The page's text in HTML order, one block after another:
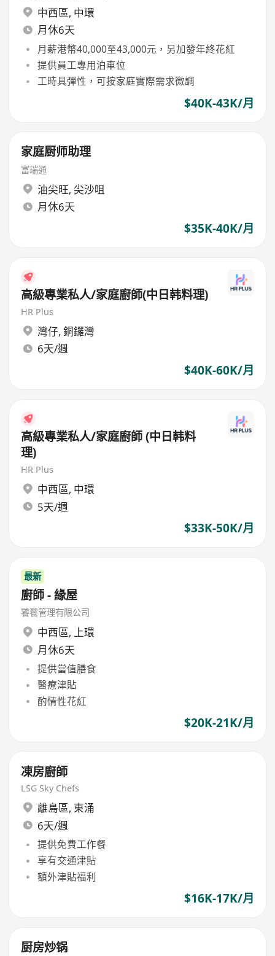
中西區, 中環
月休6天
月薪港幣40,000至43,000元，另加發年終花紅
提供員工專用泊車位
工時具彈性，可按家庭實際需求微調
$40K-43K/月
家庭厨师助理
富瑞通
油尖旺, 尖沙咀
月休6天
$35K-40K/月
高級專業私人/家庭廚師(中日韩料理)
HR Plus
灣仔, 銅鑼灣
6天/週
$40K-60K/月
高級專業私人/家庭廚師 (中日韩料
理)
HR Plus
中西區, 中環
5天/週
$33K-50K/月
最新
廚師 - 緣屋
饕餮管理有限公司
中西區, 上環
月休6天
提供當值膳食
醫療津貼
酌情性花紅
$20K-21K/月
凍房廚師
LSG Sky Chefs
離島區, 東涌
6天/週
提供免費工作餐
享有交通津貼
額外津貼福利
$16K-17K/月
厨房炒锅